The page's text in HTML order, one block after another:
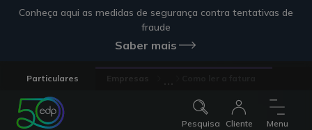
Conheça aqui as medidas de segurança contra tentativas de
fraude
Saber mais
Particulares
Pesquisa Cliente Menu